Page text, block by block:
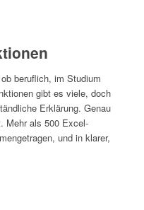
beruflich, im Studium
gibt es viele, doch
Erklärung. Genau
Mehr als 500 Excel-
und in klarer,